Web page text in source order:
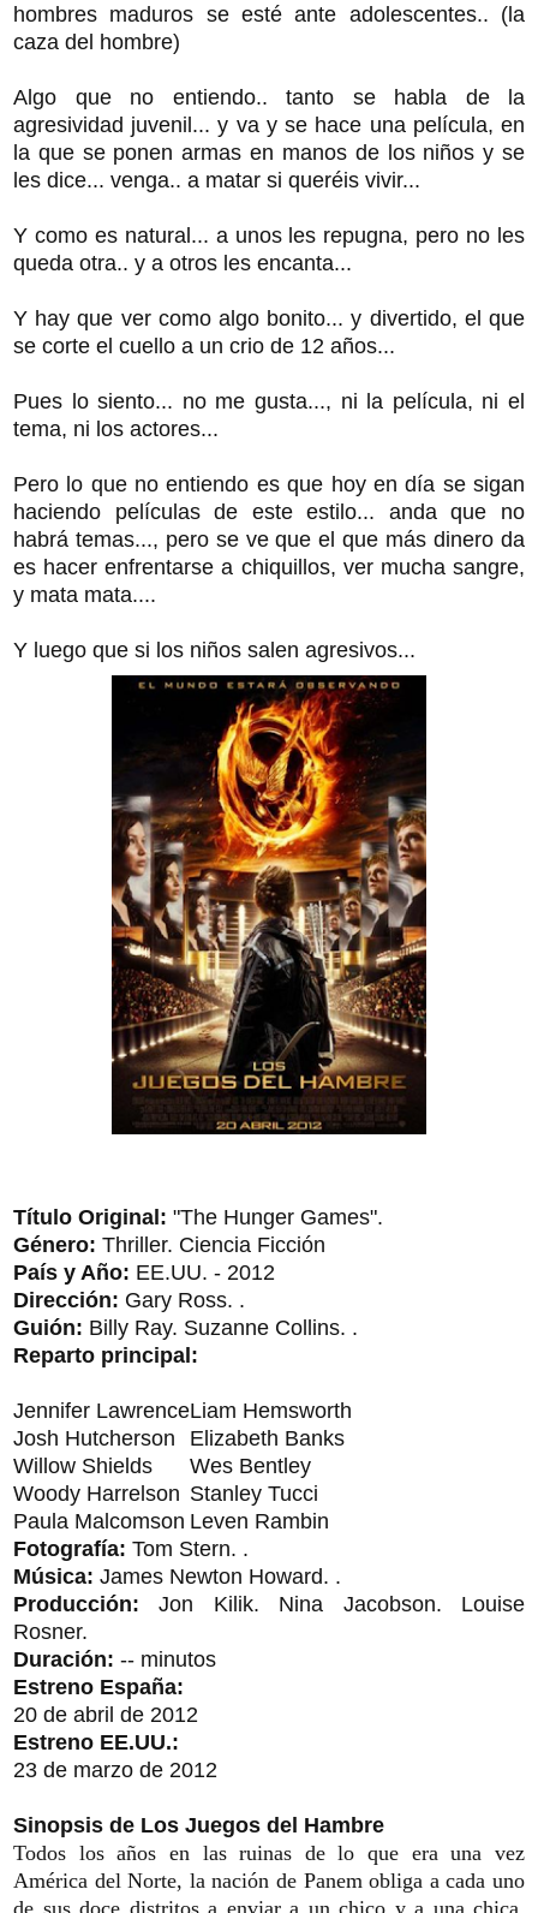
hombres maduros se esté ante adolescentes.. (la
caza del hombre)
Algo que no entiendo.. tanto se habla de la
agresividad juvenil... y va y se hace una película, en
la que se ponen armas en manos de los niños y se
les dice... venga.. a matar si queréis vivir...
Y como es natural... a unos les repugna, pero no les
queda otra.. y a otros les encanta...
Y hay que ver como algo bonito... y divertido, el que
se corte el cuello a un crio de 12 años...
Pues lo siento... no me gusta..., ni la película, ni el
tema, ni los actores...
Pero lo que no entiendo es que hoy en día se sigan
haciendo películas de este estilo... anda que no
habrá temas..., pero se ve que el que más dinero da
es hacer enfrentarse a chiquillos, ver mucha sangre,
y mata mata....
Y luego que si los niños salen agresivos...
Título Original: "The Hunger Games".
Género: Thriller. Ciencia Ficción
País y Año: EE.UU. - 2012
Dirección: Gary Ross. .
Guión: Billy Ray. Suzanne Collins. .
Reparto principal:
Jennifer LawrenceLiam Hemsworth
Josh Hutcherson
Elizabeth Banks
Willow Shields
Wes Bentley
Woody Harrelson Stanley Tucci
Paula Malcomson Leven Rambin
Fotografía: Tom Stern. .
Música: James Newton Howard. .
Producción: Jon Kilik. Nina Jacobson. Louise
Rosner.
Duración: -- minutos
Estreno España:
20 de abril de 2012
Estreno EE.UU.:
23 de marzo de 2012
Sinopsis de Los Juegos del Hambre
Todos los años en las ruinas de lo que era una vez
América del Norte, la nación de Panem obliga a cada uno
de sus doce distritos a enviar a un chico y a una chica,